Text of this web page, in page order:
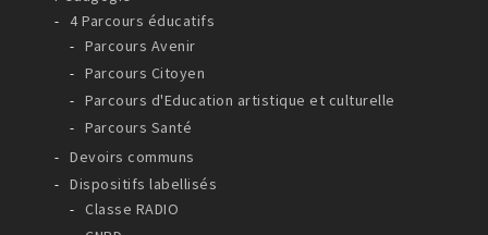
4 Parcours éducatifs
Parcours Avenir
Parcours Citoyen
Parcours d'Education artistique et culturelle
Parcours Santé
Devoirs communs
Dispositifs labellisés
Classe RADIO